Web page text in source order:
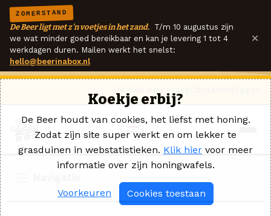
ZOMERSTAND
De Beer ligt met z'n voetjes in het zand. T/m 10 augustus zijn
we wat minder goed bereikbaar en kan je levering 1 tot 4
werkdagen duren. Mailen werkt het snelst:
hello@beerinabox.nl
×
Koekje erbij?
De Beer houdt van cookies, het liefst met honing.
Zodat zijn site super werkt en om lekker te
grasduinen in webstatistieken. Klik hier voor meer
informatie over zijn honingwafels.
Voorkeuren Cookies toestaan